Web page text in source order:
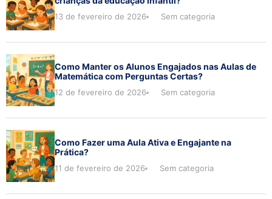
13 de fevereiro de 2026 Sem categoria
Como Manter os Alunos Engajados nas Aulas de
Matemática com Perguntas Certas?
12 de fevereiro de 2026 Sem categoria
Como Fazer uma Aula Ativa e Engajante na
Prática?
11 de fevereiro de 2026 Sem categoria